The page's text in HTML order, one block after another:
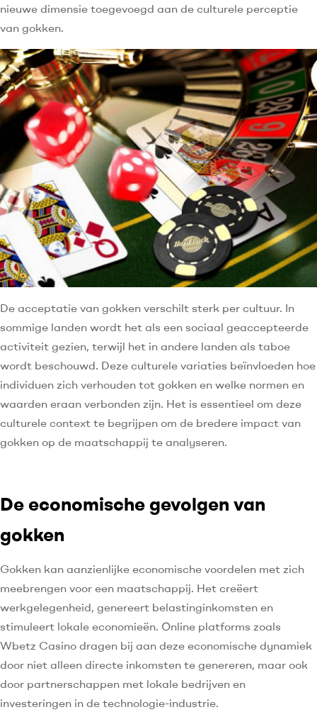
nieuwe dimensie toegevoegd aan de culturele perceptie
van gokken.
De acceptatie van gokken verschilt sterk per cultuur. In
sommige landen wordt het als een sociaal geaccepteerde
activiteit gezien, terwijl het in andere landen als taboe
wordt beschouwd. Deze culturele variaties beïnvloeden hoe
individuen zich verhouden tot gokken en welke normen en
waarden eraan verbonden zijn. Het is essentieel om deze
culturele context te begrijpen om de bredere impact van
gokken op de maatschappij te analyseren.
De economische gevolgen van
gokken
Gokken kan aanzienlijke economische voordelen met zich
meebrengen voor een maatschappij. Het creëert
werkgelegenheid, genereert belastinginkomsten en
stimuleert lokale economieën. Online platforms zoals
Wbetz Casino dragen bij aan deze economische dynamiek
door niet alleen directe inkomsten te genereren, maar ook
door partnerschappen met lokale bedrijven en
investeringen in de technologie-industrie.